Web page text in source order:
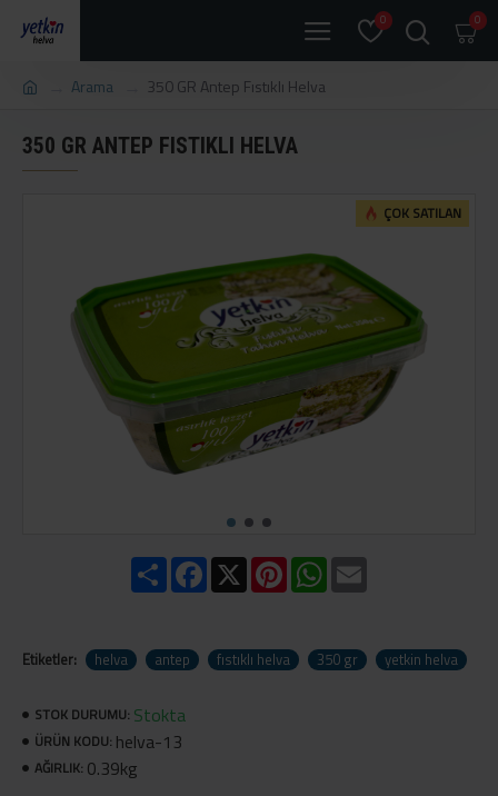
0 0
Arama 350 GR Antep Fıstıklı Helva
350 GR ANTEP FISTIKLI HELVA
ÇOK SATILAN
ShareFacebook
X PinterestWhatsApp
Email
Etiketler: helva antep fıstıklı helva 350 gr yetkin helva
STOK DURUMU: Stokta
ÜRÜN KODU: helva-13
AĞIRLIK: 0.39kg